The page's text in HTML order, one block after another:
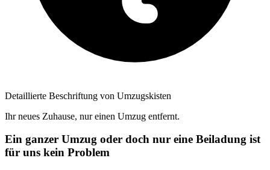
Detaillierte Beschriftung von Umzugskisten
Ihr neues Zuhause, nur einen Umzug entfernt.
Ein ganzer Umzug oder doch nur eine Beiladung ist
für uns kein Problem